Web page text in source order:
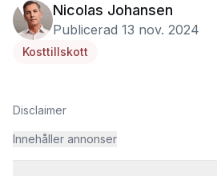
Nicolas Johansen
Publicerad 13 nov. 2024
Kosttillskott
Disclaimer
Innehåller annonser